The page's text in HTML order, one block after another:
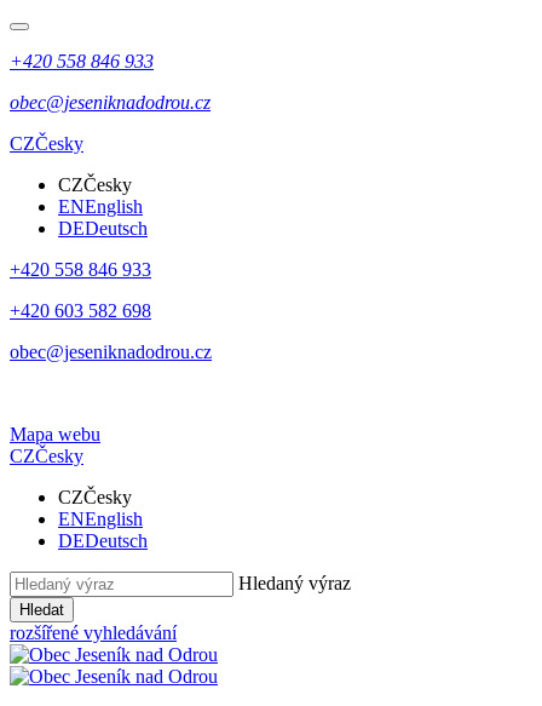
+420 558 846 933
obec@jeseniknadodrou.cz
CZČesky
CZČesky
ENEnglish
DEDeutsch
+420 558 846 933
+420 603 582 698
obec@jeseniknadodrou.cz
Mapa webu
CZČesky
CZČesky
ENEnglish
DEDeutsch
Hledaný výraz
Hledat
rozšířené vyhledávání